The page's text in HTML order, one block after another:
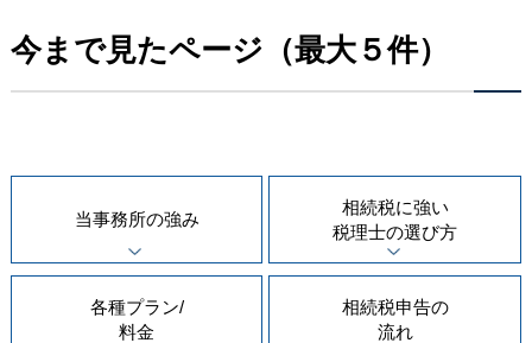
今まで見たページ（最大５件）
当事務所の強み
相続税に強い
税理士の選び方
各種プラン/
料金
相続税申告の
流れ